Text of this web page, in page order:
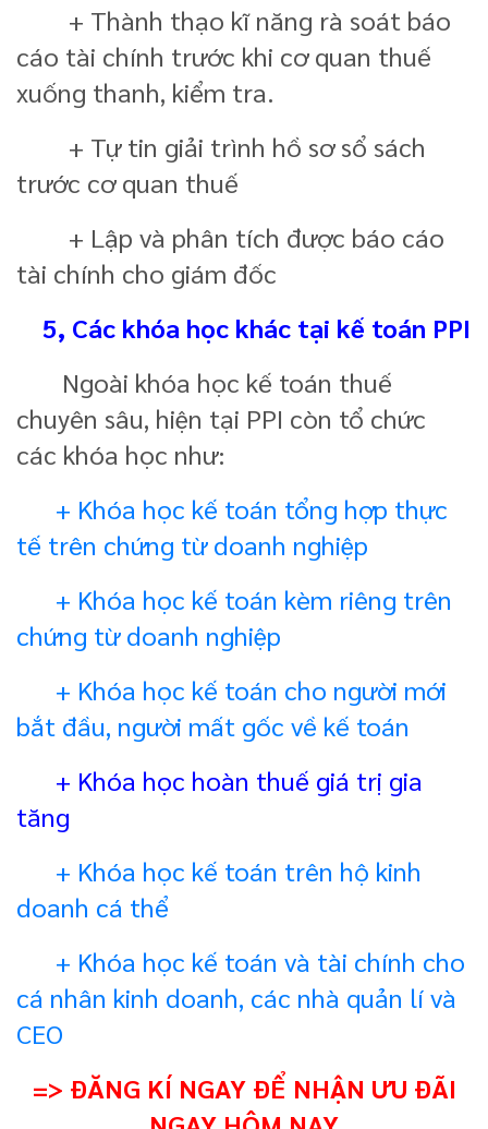
+ Thành thạo kĩ năng rà soát báo
cáo tài chính trước khi cơ quan thuế
xuống thanh, kiểm tra.
+ Tự tin giải trình hồ sơ sổ sách
trước cơ quan thuế
+ Lập và phân tích được báo cáo
tài chính cho giám đốc
5, Các khóa học khác tại kế toán PPI
Ngoài khóa học kế toán thuế
chuyên sâu, hiện tại PPI còn tổ chức
các khóa học như:
+ Khóa học kế toán tổng hợp thực
tế trên chứng từ doanh nghiệp
+ Khóa học kế toán kèm riêng trên
chứng từ doanh nghiệp
+ Khóa học kế toán cho người mới
bắt đầu, người mất gốc về kế toán
+ Khóa học hoàn thuế giá trị gia
tăng
+ Khóa học kế toán trên hộ kinh
doanh cá thể
+ Khóa học kế toán và tài chính cho
cá nhân kinh doanh, các nhà quản lí và
CEO
=> ĐĂNG KÍ NGAY ĐỂ NHẬN ƯU ĐÃI